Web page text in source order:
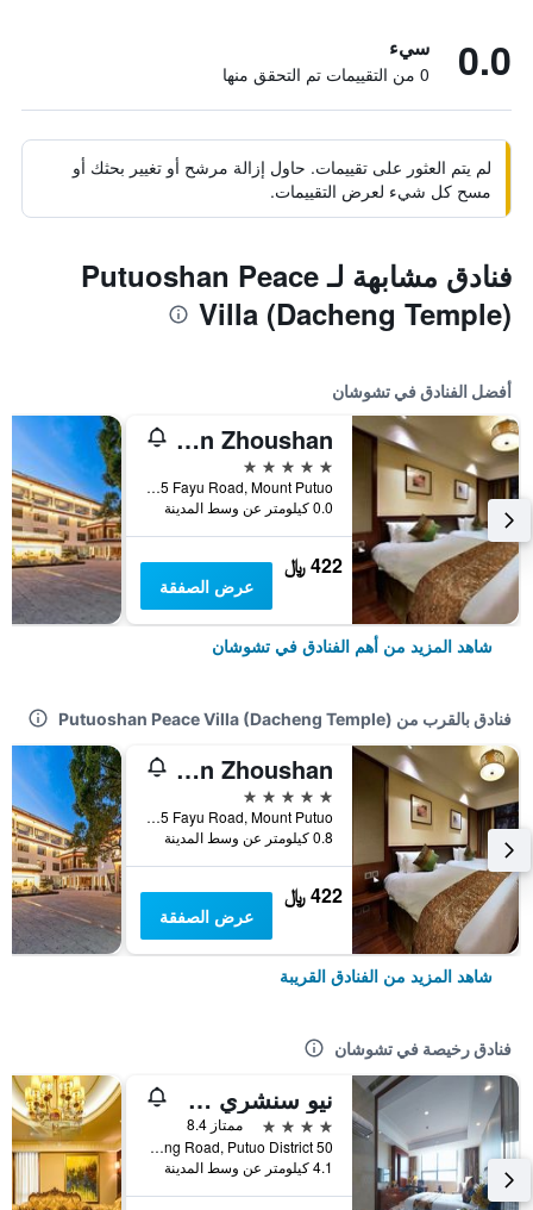
0.0 سيء
0 من التقييمات تم التحقق منها
لم يتم العثور على تقييمات. حاول إزالة مرشح أو تغيير بحثك أو
مسح كل شيء لعرض التقييمات.
فنادق مشابهة لـ Putuoshan Peace
Villa (Dacheng Temple)
أفضل الفنادق في تشوشان
Landison Retreat Putuoshan Zhoushan
5 نجوم
A 3-Minute Walk From Fayu Temple, No. 115 Fayu Road, Mount Putuo, تشوشان, الصين
0.0 كيلومتر عن وسط المدينة
422 ﷼
عرض الصفقة
شاهد المزيد من أهم الفنادق في تشوشان
فنادق بالقرب من Putuoshan Peace Villa (Dacheng Temple)
Landison Retreat Putuoshan Zhoushan
5 نجوم
A 3-Minute Walk From Fayu Temple, No. 115 Fayu Road, Mount Putuo, تشوشان, الصين
0.8 كيلومتر عن وسط المدينة
422 ﷼
عرض الصفقة
شاهد المزيد من الفنادق القريبة
فنادق رخيصة في تشوشان
نيو سنشري هوتل بوتو زهوشان
4 نجوم
ممتاز 8.4
50 Kang Teng Road, Putuo District, تشوشان, الصين
4.1 كيلومتر عن وسط المدينة